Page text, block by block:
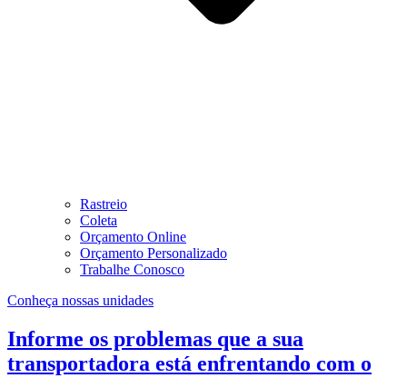
Rastreio
Coleta
Orçamento Online
Orçamento Personalizado
Trabalhe Conosco
Conheça nossas unidades
Informe os problemas que a sua
transportadora está enfrentando com o